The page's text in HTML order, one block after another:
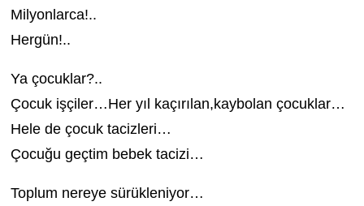
Milyonlarca!..
Hergün!..
Ya çocuklar?..
Çocuk işçiler…Her yıl kaçırılan,kaybolan çocuklar…
Hele de çocuk tacizleri…
Çocuğu geçtim bebek tacizi…
Toplum nereye sürükleniyor…